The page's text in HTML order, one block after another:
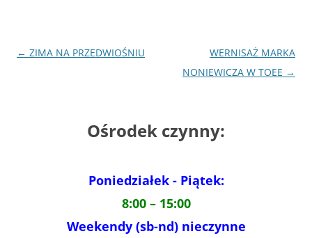
Nawigacja
← ZIMA NA PRZEDWIOŚNIU
WERNISAŻ MARKA
NONIEWICZA W TOEE →
Ośrodek czynny:
Poniedziałek - Piątek:
8:00 – 15:00
Weekendy (sb-nd) nieczynne